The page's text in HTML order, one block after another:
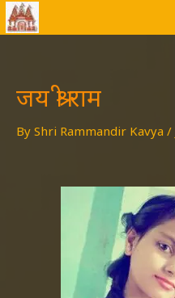
Skip
to
जय श्री राम
By Shri Rammandir Kavya /